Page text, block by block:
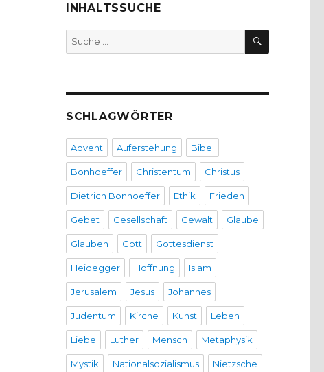
INHALTSSUCHE
Suche
nach:
SUCHEN
SCHLAGWÖRTER
Advent Auferstehung Bibel
Bonhoeffer Christentum Christus
Dietrich Bonhoeffer Ethik Frieden
Gebet Gesellschaft Gewalt Glaube
Glauben Gott Gottesdienst
Heidegger Hoffnung Islam
Jerusalem Jesus Johannes
Judentum Kirche Kunst Leben
Liebe Luther Mensch Metaphysik
Mystik Nationalsozialismus Nietzsche